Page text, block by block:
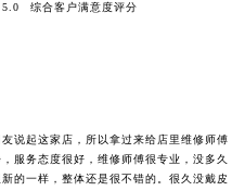
5.0 综合客户满意度评分
说起这家店，所以拿过来给店里维修师傅
服务态度很好，维修师傅很专业，没多久
的一样，整体还是很不错的。很久没戴皮